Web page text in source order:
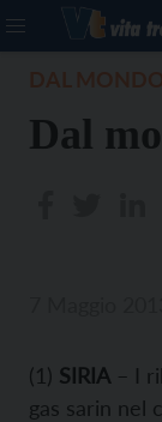
Dal
(1) SIRIA – I
gas sarin nel